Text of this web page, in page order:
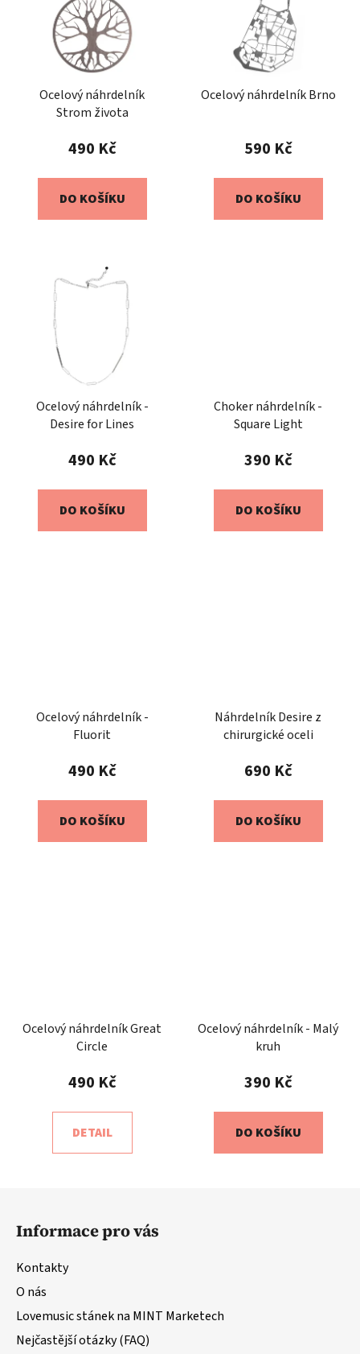
Ocelový náhrdelník
Strom života
490 Kč
DO KOŠÍKU
Ocelový náhrdelník Brno
590 Kč
DO KOŠÍKU
Ocelový náhrdelník -
Desire for Lines
490 Kč
DO KOŠÍKU
Choker náhrdelník -
Square Light
390 Kč
DO KOŠÍKU
Ocelový náhrdelník -
Fluorit
490 Kč
DO KOŠÍKU
Náhrdelník Desire z
chirurgické oceli
690 Kč
DO KOŠÍKU
Ocelový náhrdelník Great
Circle
490 Kč
DETAIL
Ocelový náhrdelník - Malý
kruh
390 Kč
DO KOŠÍKU
Informace pro vás
Kontakty
O nás
Lovemusic stánek na MINT Marketech
Nejčastější otázky (FAQ)